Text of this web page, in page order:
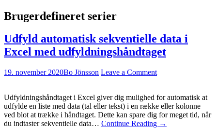
Brugerdefineret serier
Udfyld automatisk sekventielle data i
Excel med udfyldningshåndtaget
19. november 2020Bo Jönsson Leave a Comment
Udfyldningshåndtaget i Excel giver dig mulighed for automatisk at
udfylde en liste med data (tal eller tekst) i en række eller kolonne
ved blot at trække i håndtaget. Dette kan spare dig for meget tid, når
du indtaster sekventielle data… Continue Reading →